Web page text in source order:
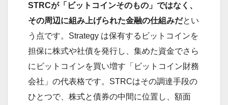
STRCが「ビットコインそのもの」ではなく、
その周辺に組み上げられた金融の仕組みだとい
う点です。Strategy は保有するビットコインを
担保に株式や社債を発行し、集めた資金でさら
にビットコインを買い増す「ビットコイン財務
会社」の代表格です。STRCはその調達手段の
ひとつで、株式と債券の中間に位置し、額面